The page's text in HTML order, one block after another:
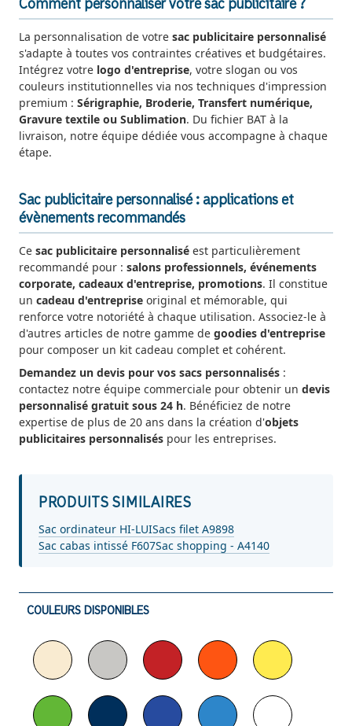
Comment personnaliser votre sac publicitaire ?
La personnalisation de votre sac publicitaire personnalisé
s'adapte à toutes vos contraintes créatives et budgétaires.
Intégrez votre logo d'entreprise, votre slogan ou vos
couleurs institutionnelles via nos techniques d'impression
premium : Sérigraphie, Broderie, Transfert numérique,
Gravure textile ou Sublimation. Du fichier BAT à la
livraison, notre équipe dédiée vous accompagne à chaque
étape.
Sac publicitaire personnalisé : applications et
évènements recommandés
Ce sac publicitaire personnalisé est particulièrement
recommandé pour : salons professionnels, événements
corporate, cadeaux d'entreprise, promotions. Il constitue
un cadeau d'entreprise original et mémorable, qui
renforce votre notoriété à chaque utilisation. Associez-le à
d'autres articles de notre gamme de goodies d'entreprise
pour composer un kit cadeau complet et cohérent.
Demandez un devis pour vos sacs personnalisés :
contactez notre équipe commerciale pour obtenir un devis
personnalisé gratuit sous 24 h. Bénéficiez de notre
expertise de plus de 20 ans dans la création d'objets
publicitaires personnalisés pour les entreprises.
PRODUITS SIMILAIRES
Sac ordinateur HI-LUISacs filet A9898
Sac cabas intissé F607Sac shopping - A4140
COULEURS DISPONIBLES